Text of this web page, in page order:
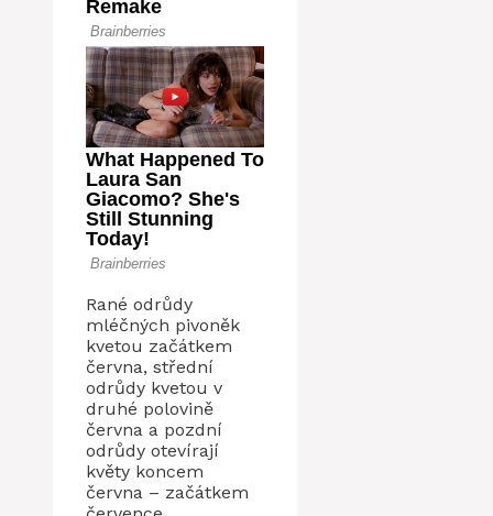
Rané odrůdy
mléčných pivoněk
kvetou začátkem
června, střední
odrůdy kvetou v
druhé polovině
června a pozdní
odrůdy otevírají
květy koncem
června – začátkem